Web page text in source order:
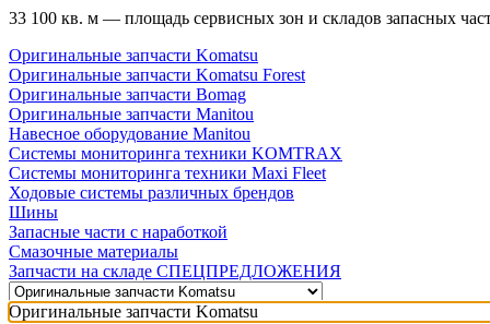
33 100 кв. м — площадь сервисных зон и складов запасных
Оригинальные запчасти Komatsu
Оригинальные запчасти Komatsu Forest
Оригинальные запчасти Bomag
Оригинальные запчасти Manitou
Навесное оборудование Manitou
Системы мониторинга техники KOMTRAX
Системы мониторинга техники Maxi Fleet
Ходовые системы различных брендов
Шины
Запасные части с наработкой
Смазочные материалы
Запчасти на складе СПЕЦПРЕДЛОЖЕНИЯ
Оригинальные запчасти Komatsu